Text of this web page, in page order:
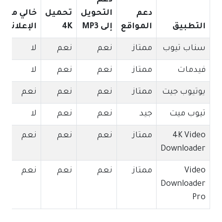
التطبيق
دعم
المواقع
التحويل
إلى MP3
تحميل
4K
خالي من
الإعلانات
سناب تيوب ممتاز نعم نعم لا
فيدمات ممتاز نعم نعم لا
يوتيوب جيت ممتاز نعم نعم نعم
تيوب ميت جيد نعم نعم لا
4K Video
Downloader
ممتاز نعم نعم نعم
Video
Downloader
Pro
ممتاز نعم نعم نعم